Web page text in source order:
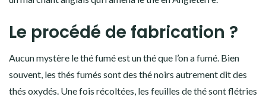
Le procédé de fabrication ?
Aucun mystère le thé fumé est un thé que l’on a fumé. Bien
souvent, les thés fumés sont des thé noirs autrement dit des
thés oxydés. Une fois récoltées, les feuilles de thé sont flétries